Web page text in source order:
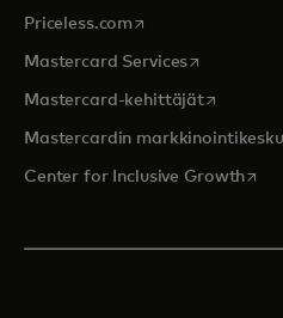
Priceless.com opens in a new tab
Mastercard Servicesopens in a
Mastercard-kehittäjätopens in
Mastercardin
Center for Inclusive Growth